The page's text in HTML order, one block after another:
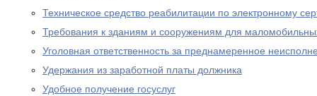
Техническое средство реабилитации по электронному
Требования к зданиям и сооружениям для
Уголовная ответственность за преднамеренное
Удержания из заработной платы должника
Удобное получение госуслуг